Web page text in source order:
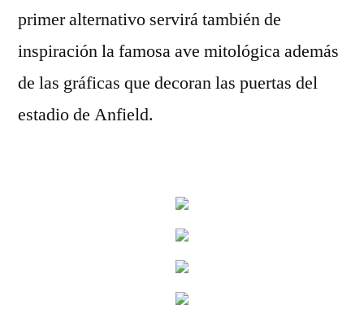
primer alternativo servirá también de
inspiración la famosa ave mitológica además
de las gráficas que decoran las puertas del
estadio de Anfield.